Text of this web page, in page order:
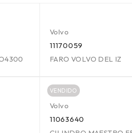
Volvo
11170059
FARO VOLVO DEL IZ
VENDIDO
Volvo
11063640